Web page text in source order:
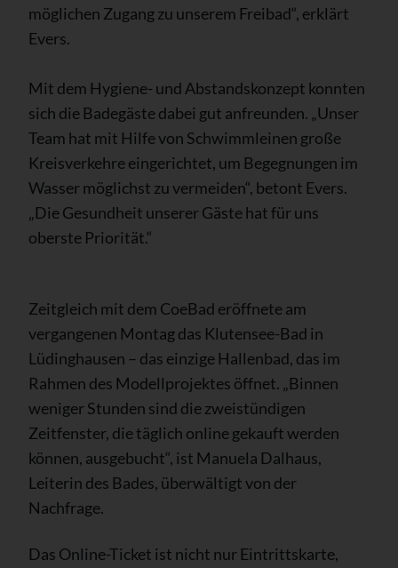
möglichen Zugang zu unserem Freibad“, erklärt
Evers.
Mit dem Hygiene- und Abstandskonzept konnten
sich die Badegäste dabei gut anfreunden. „Unser
Team hat mit Hilfe von Schwimmleinen große
Kreisverkehre eingerichtet, um Begegnungen im
Wasser möglichst zu vermeiden“, betont Evers.
„Die Gesundheit unserer Gäste hat für uns
oberste Priorität.“
Zeitgleich mit dem CoeBad eröffnete am
vergangenen Montag das Klutensee-Bad in
Lüdinghausen – das einzige Hallenbad, das im
Rahmen des Modellprojektes öffnet. „Binnen
weniger Stunden sind die zweistündigen
Zeitfenster, die täglich online gekauft werden
können, ausgebucht“, ist Manuela Dalhaus,
Leiterin des Bades, überwältigt von der
Nachfrage.
Das Online-Ticket ist nicht nur Eintrittskarte,